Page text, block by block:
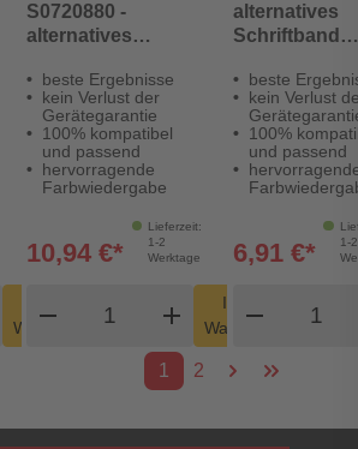
Warenkorb
shopping_cart
S0720880 -
alternatives
schwarz auf gelb
19 mm
beste Ergebnisse
kein Verlust der
Gerätegarantie
100% kompatibel
und passend
hervorragende
Farbwiedergabe
Lieferzeit:
1-2
Werktage
10,94 €*
remove
Produkt Warenkorb
add
In den
Warenkorb
shopping_cart
alternatives
Schriftband
12 mm
beste
kein Verlust
100%
und passend
1-2
6,91 €*
remove
1 2